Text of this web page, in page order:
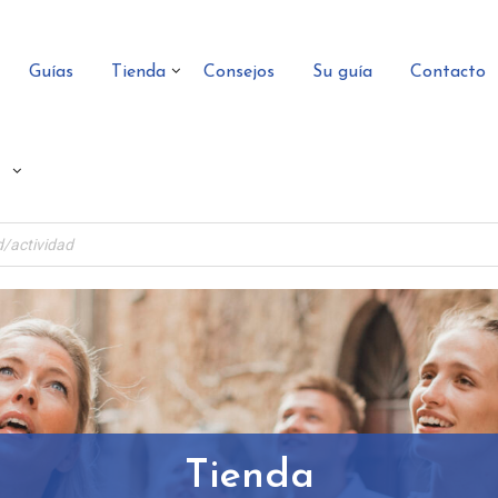
Guías Tienda Consejos Su guía Contacto
Tienda